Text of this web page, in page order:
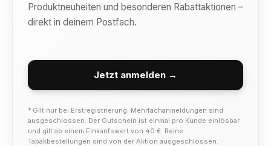
Produktneuheiten und besonderen Rabattaktionen –
direkt in deinem Postfach.
Jetzt anmelden →
* Gilt nur bei Erstregistrierung. Mehrfachanmeldungen sind
ausgeschlossen. Der Gutschein ist einmal pro Kunde einlösbar
und gilt ab einem Einkaufswert von 40 €. Reine
Tabakbestellungen sind von der Aktion ausgeschlossen.